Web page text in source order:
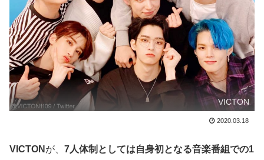
VICTON
2020.03.18
VICTON が、 7人体制としては自身初となる音楽番組での1